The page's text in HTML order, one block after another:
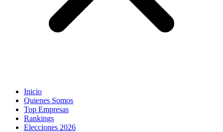
Inicio
Quienes Somos
Top Empresas
Rankings
Elecciones 2026